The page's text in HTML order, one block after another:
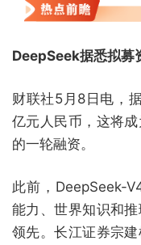
DeepSeek据悉拟
财联社5月8日电，
亿元人民币，这将
的一轮融资。
此前，DeepSeek-
能力、世界知识和
领先。长江证券宗